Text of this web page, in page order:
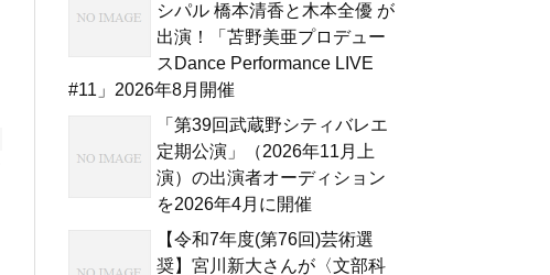
シパル 橋本清香と木本全優 が
出演！「苫野美亜プロデュー
スDance Performance LIVE
#11」2026年8月開催
「第39回武蔵野シティバレエ
定期公演」（2026年11月上
演）の出演者オーディション
を2026年4月に開催
【令和7年度(第76回)芸術選
奨】宮川新大さんが〈文部科